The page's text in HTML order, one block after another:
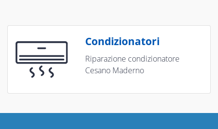
Condizionatori
Riparazione condizionatore
Cesano Maderno